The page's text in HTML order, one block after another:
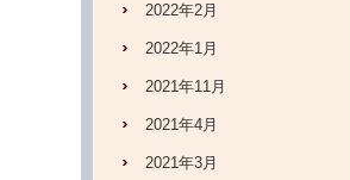
2022年2月
2022年1月
2021年11月
2021年4月
2021年3月